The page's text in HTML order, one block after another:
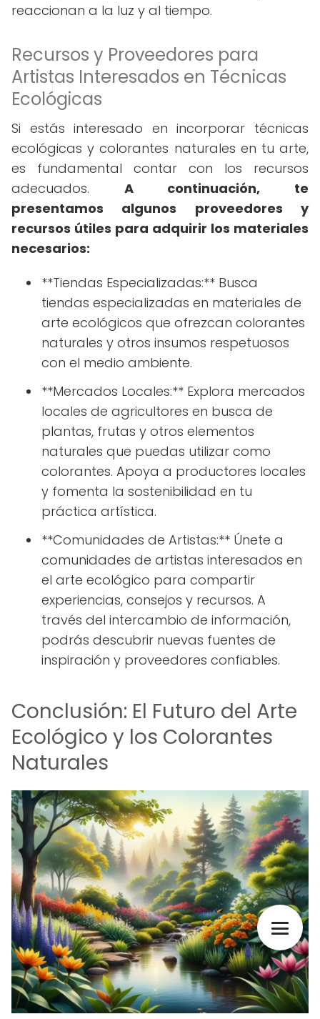
reaccionan a la luz y al tiempo.
Recursos y Proveedores para
Artistas Interesados en Técnicas
Ecológicas
Si estás interesado en incorporar técnicas
ecológicas y colorantes naturales en tu arte,
es fundamental contar con los recursos
adecuados. A continuación, te
presentamos algunos proveedores y
recursos útiles para adquirir los materiales
necesarios:
**Tiendas Especializadas:** Busca
tiendas especializadas en materiales de
arte ecológicos que ofrezcan colorantes
naturales y otros insumos respetuosos
con el medio ambiente.
**Mercados Locales:** Explora mercados
locales de agricultores en busca de
plantas, frutas y otros elementos
naturales que puedas utilizar como
colorantes. Apoya a productores locales
y fomenta la sostenibilidad en tu
práctica artística.
**Comunidades de Artistas:** Únete a
comunidades de artistas interesados en
el arte ecológico para compartir
experiencias, consejos y recursos. A
través del intercambio de información,
podrás descubrir nuevas fuentes de
inspiración y proveedores confiables.
Conclusión: El Futuro del Arte
Ecológico y los Colorantes
Naturales